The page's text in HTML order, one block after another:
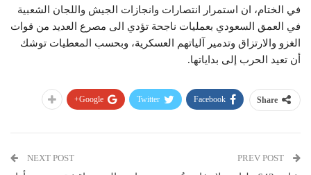
في الختام، ان استمرار انتصارات وانجازات الجيش واللجان الشعبية
في العمق السعودي بعمليات ناجحة تؤدي الى مصرع العديد من قوات
الغزو والارتزاق وتدمير آلياتهم العسكرية، وبحسب المعطيات توشك
أن تعيد الحرب إلى بداياتها.
Share
Facebook
Twitter
Google+
NEXT POST